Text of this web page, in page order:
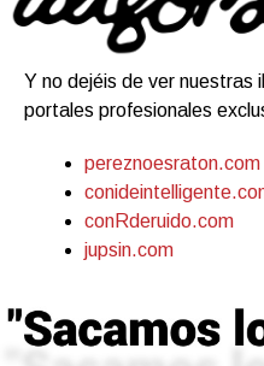
Y no dejéis de ver nuestras
portales profesionales
pereznoesraton.com
conRderuido.com
jupsin.com